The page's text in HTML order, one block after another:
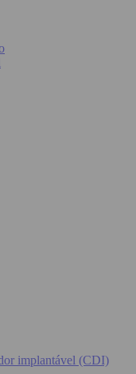
implantável (CDI)